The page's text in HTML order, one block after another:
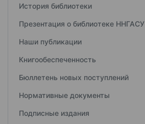
История библиотеки
Презентация о библиотеке ННГАСУ
Наши публикации
Книгообеспеченность
Бюллетень новых поступлений
Нормативные документы
Подписные издания